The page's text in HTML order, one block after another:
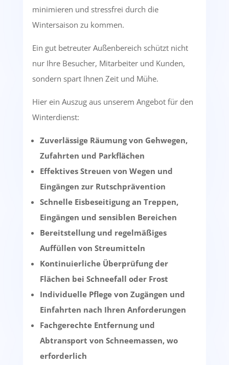
minimieren und stressfrei durch die
Wintersaison zu kommen.
Ein gut betreuter Außenbereich schützt nicht
nur Ihre Besucher, Mitarbeiter und Kunden,
sondern spart Ihnen Zeit und Mühe.
Hier ein Auszug aus unserem Angebot für den
Winterdienst:
Zuverlässige Räumung von Gehwegen,
Zufahrten und Parkflächen
Effektives Streuen von Wegen und
Eingängen zur Rutschprävention
Schnelle Eisbeseitigung an Treppen,
Eingängen und sensiblen Bereichen
Bereitstellung und regelmäßiges
Auffüllen von Streumitteln
Kontinuierliche Überprüfung der
Flächen bei Schneefall oder Frost
Individuelle Pflege von Zugängen und
Einfahrten nach Ihren Anforderungen
Fachgerechte Entfernung und
Abtransport von Schneemassen, wo
erforderlich